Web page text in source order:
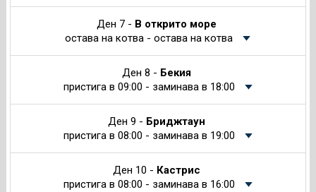
Ден 7 - В открито море
остава на котва - остава на котва
Ден 8 - Бекия
пристига в 09:00 - заминава в 18:00
Ден 9 - Бриджтаун
пристига в 08:00 - заминава в 19:00
Ден 10 - Кастрис
пристига в 08:00 - заминава в 16:00